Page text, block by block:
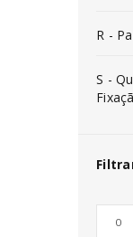
R -
S -